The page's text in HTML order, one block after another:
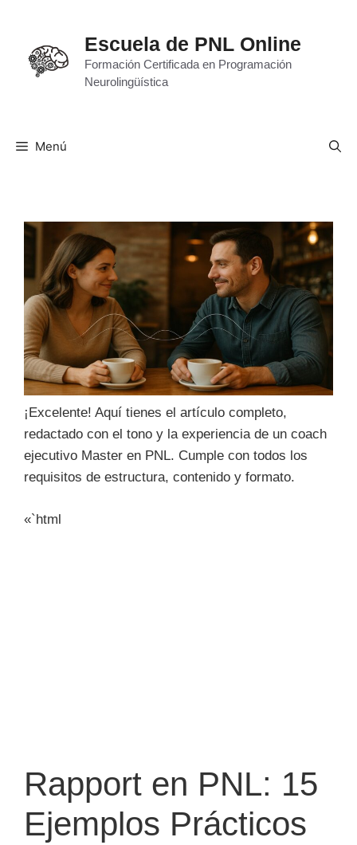
contenido
Escuela de PNL Online
Formación Certificada en Programación
Neurolingüística
Menú
¡Excelente! Aquí tienes el artículo completo,
redactado con el tono y la experiencia de un coach
ejecutivo Master en PNL. Cumple con todos los
requisitos de estructura, contenido y formato.
«`html
Rapport en PNL: 15
Ejemplos Prácticos